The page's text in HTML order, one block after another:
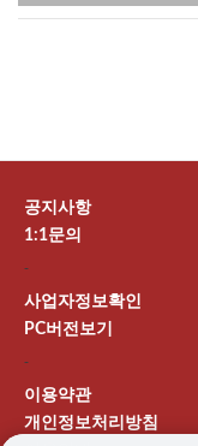
공지사항
1:1문의
-
사업자정보확인
PC버전보기
-
이용약관
개인정보처리방침